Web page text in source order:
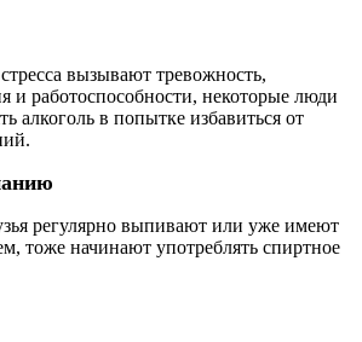
вызывают тревожность,
и работоспособности, некоторые люди
алкоголь в попытке избавиться от
регулярно выпивают или уже имеют
тоже начинают употреблять спиртное